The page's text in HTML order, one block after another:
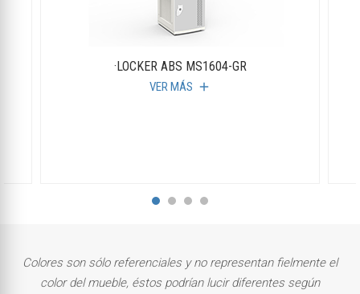
·LOCKER ABS MS1604-GR
VER MÁS add
Colores son sólo referenciales y no representan fielmente el
color del mueble, éstos podrían lucir diferentes según